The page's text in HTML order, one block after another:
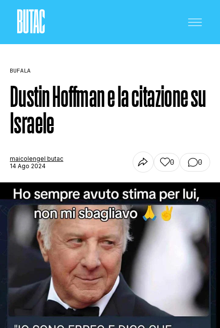
CRONACA E POLITICA
SCIENZA E TECNOLOGIA
SALUTE E MEDICINA
STORIA E CITAZIONI
INTRATTENIMENTO
COMPLOTTI, LEGGENDE URBANE ED
BUFALA
Dustin Hoffman e la citazione su
Israele
maicolengel butac
14 Ago 2024
0 0